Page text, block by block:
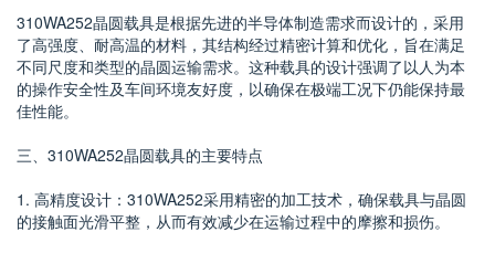
310WA252晶圆载具是根据先进的半导体制造需求而设计的，采用
了高强度、耐高温的材料，其结构经过精密计算和优化，旨在满足
不同尺度和类型的晶圆运输需求。这种载具的设计强调了以人为本
的操作安全性及车间环境友好度，以确保在极端工况下仍能保持最
佳性能。
三、310WA252晶圆载具的主要特点
1. 高精度设计：310WA252采用精密的加工技术，确保载具与晶圆
的接触面光滑平整，从而有效减少在运输过程中的摩擦和损伤。